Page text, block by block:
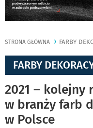
STRONA GŁÓWNA FARBY
FARBY
2021 – kolejny
w branży farb
w Polsce